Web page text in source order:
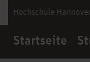
Hochschule Hannover
Startseite